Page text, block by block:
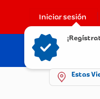
Iniciar sesión
Solicita tu Tarjeta
Estas